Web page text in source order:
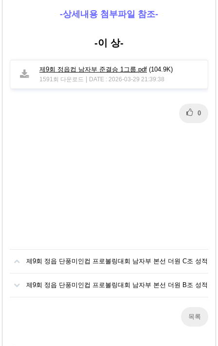
-상세내용 첨부파일 참조-
-이 상-
제9회 정읍컵 남자부 준결승 1그룹.pdf(104.9K)
1591회 다운로드 DATE : 2026-03-29 21:39:38
0
제9회 정읍 단풍미인컵 프로볼링대회 남자부 본선 더원 C조 성적
제9회 정읍 단풍미인컵 프로볼링대회 남자부 본선 더원 B조 성적
목록